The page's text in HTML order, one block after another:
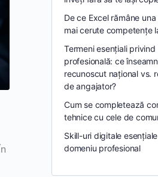
De ce Excel rămâne
mai cerute competențe
Termeni esențiali privind
profesională: ce
recunoscut național vs.
de angajator?
Cum se completează
tehnice cu cele de
Skill-uri digitale
domeniu profesional